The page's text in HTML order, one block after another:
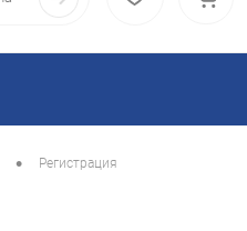
• Регистрация